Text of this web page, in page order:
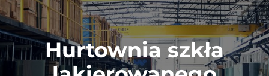
Hurtownia szkła